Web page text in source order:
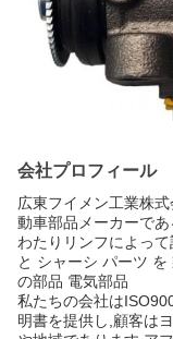
会社プロフィール
広東フイメン工業株
動車部品メーカーで
わたりリンフによっ
と シャーシ パーツ
の部品 電気部品
私たちの会社は
明書を提供し,顧客は